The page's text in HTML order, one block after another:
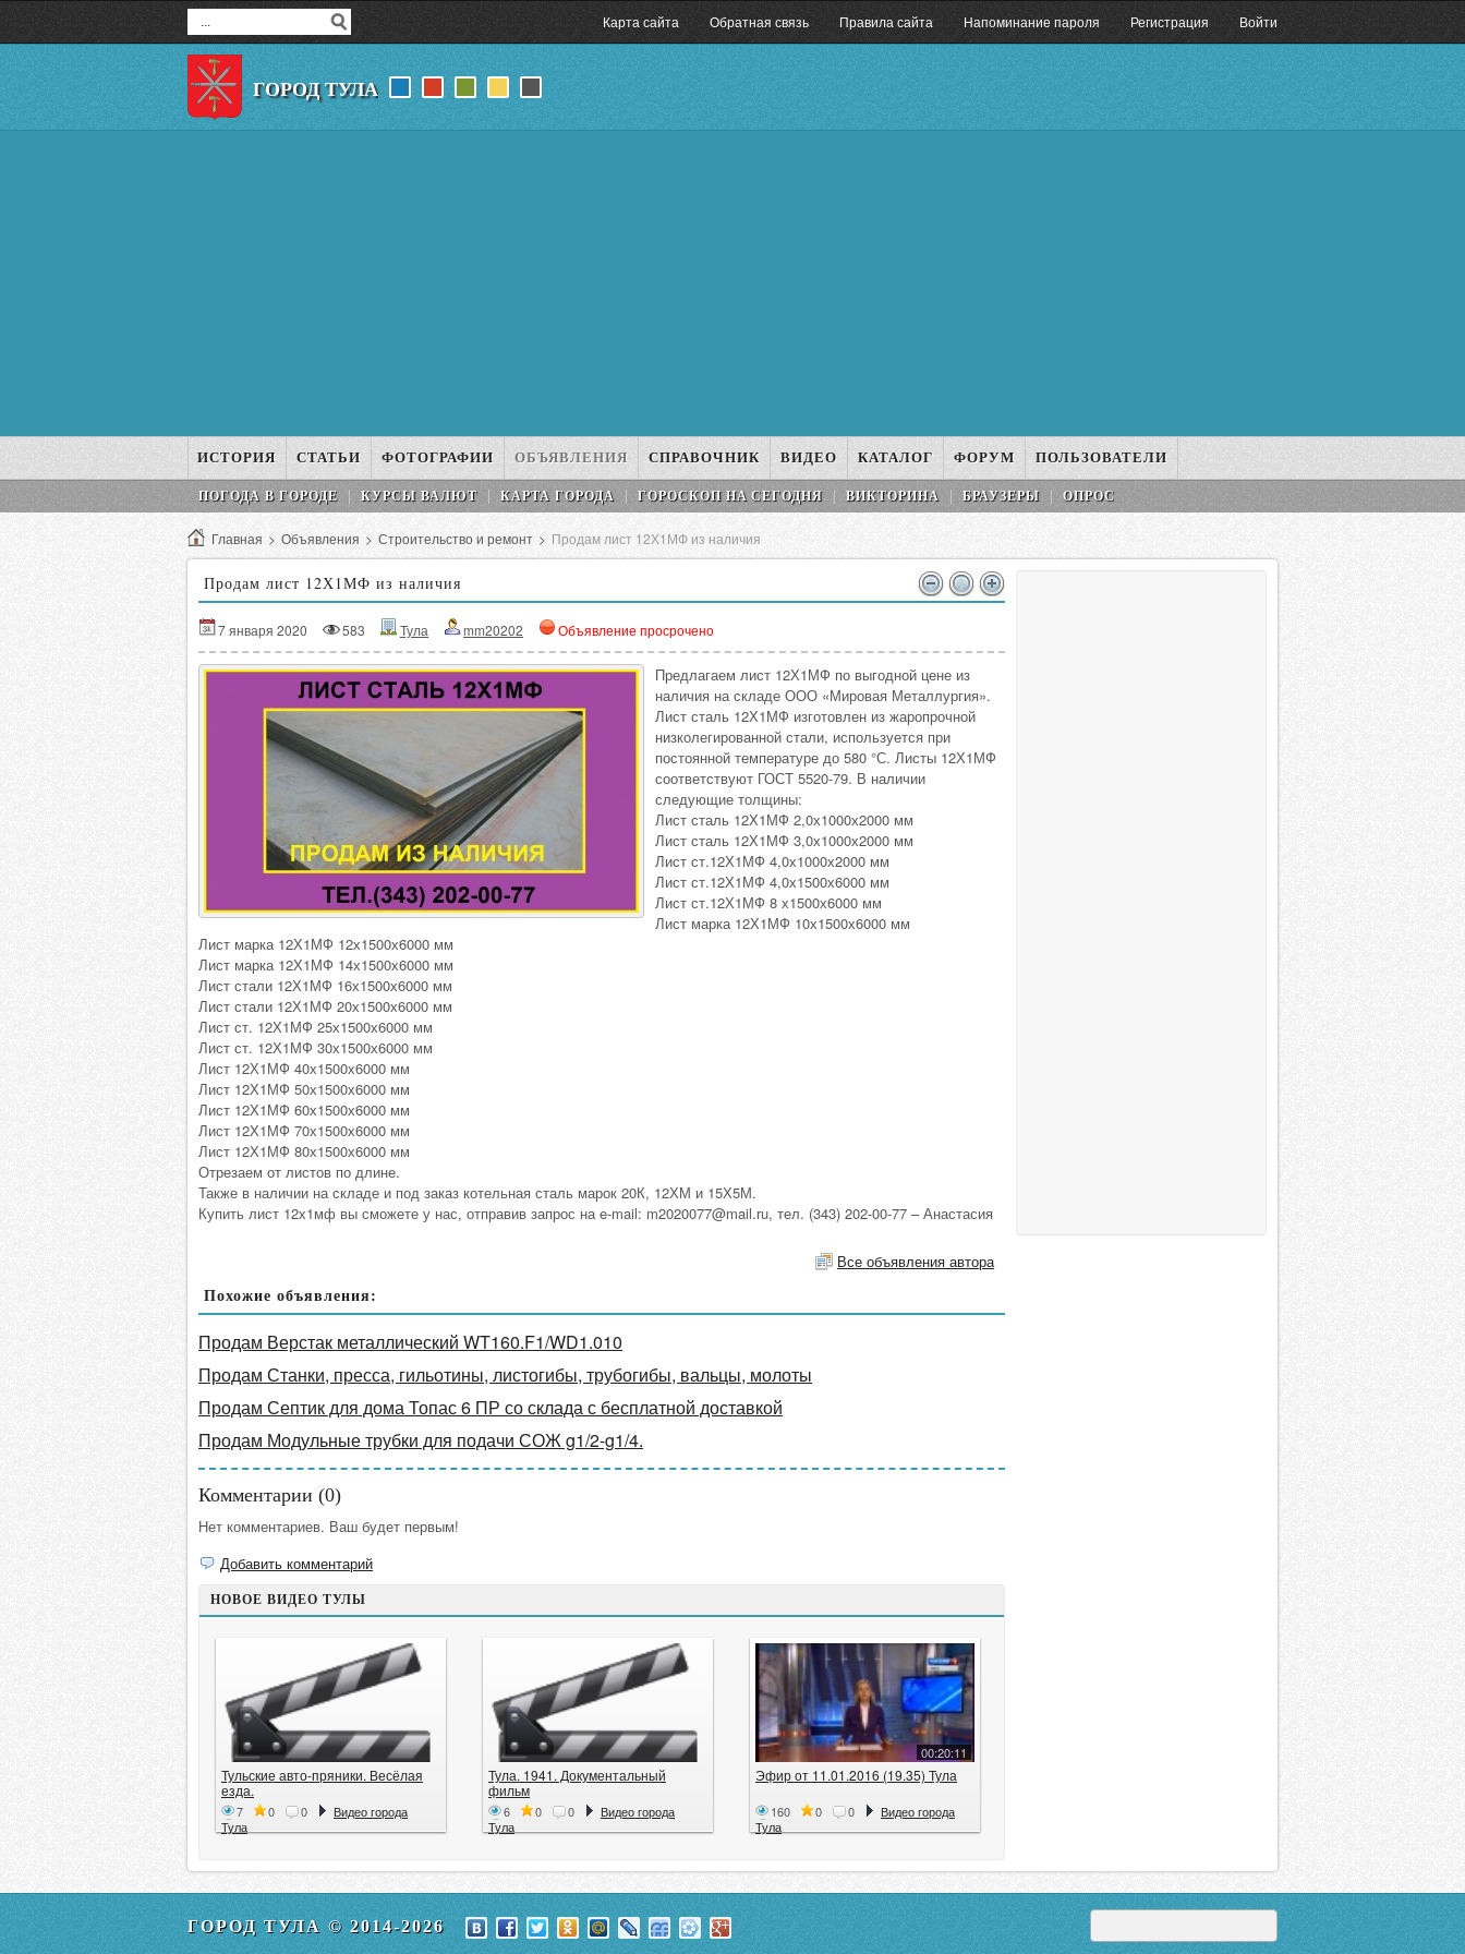
Карта сайта Обратная связь Правила сайта Напоминание пароля Регистрация Войти
ГОРОД ТУЛА
ИСТОРИЯ СТАТЬИ ФОТОГРАФИИ ОБЪЯВЛЕНИЯ СПРАВОЧНИК ВИДЕО КАТАЛОГ ФОРУМ ПОЛЬЗОВАТЕЛИ
ПОГОДА В ГОРОДЕ КУРСЫ ВАЛЮТ КАРТА ГОРОДА ГОРОСКОП НA СEГОДНЯ ВИКТОРИНА БРАУЗЕРЫ ОПРОС
Главная > Объявления > Строительство и ремонт > Продам лист 12Х1МФ из наличия
Продам лист 12Х1МФ из наличия
7 января 2020 583 Тула mm20202 Объявление просрочено
Предлагаем лист 12Х1МФ по выгодной цене из
наличия на складе ООО «Мировая Металлургия».
Лист сталь 12Х1МФ изготовлен из жаропрочной
низколегированной стали, используется при
постоянной температуре до 580 °С. Листы 12Х1МФ
соответствуют ГОСТ 5520-79. В наличии
следующие толщины:
Лист сталь 12Х1МФ 2,0х1000х2000 мм
Лист сталь 12Х1МФ 3,0х1000х2000 мм
Лист ст.12Х1МФ 4,0х1000х2000 мм
Лист ст.12Х1МФ 4,0х1500х6000 мм
Лист ст.12Х1МФ 8 х1500х6000 мм
Лист марка 12Х1МФ 10х1500х6000 мм
Лист марка 12Х1МФ 12х1500х6000 мм
Лист марка 12Х1МФ 14х1500х6000 мм
Лист стали 12Х1МФ 16х1500х6000 мм
Лист стали 12Х1МФ 20х1500х6000 мм
Лист ст. 12Х1МФ 25х1500х6000 мм
Лист ст. 12Х1МФ 30х1500х6000 мм
Лист 12Х1МФ 40х1500х6000 мм
Лист 12Х1МФ 50х1500х6000 мм
Лист 12Х1МФ 60х1500х6000 мм
Лист 12Х1МФ 70х1500х6000 мм
Лист 12Х1МФ 80х1500х6000 мм
Отрезаем от листов по длине.
Также в наличии на складе и под заказ котельная сталь марок 20К, 12ХМ и 15Х5М.
Купить лист 12х1мф вы сможете у нас, отправив запрос на e-mail: m2020077@mail.ru, тел. (343) 202-00-77 – Анастасия
Все объявления автора
Похожие объявления:
Продам Верстак металлический WT160.F1/WD1.010
Продам Станки, пресса, гильотины, листогибы, трубогибы, вальцы, молоты
Продам Септик для дома Топас 6 ПР со склада с бесплатной доставкой
Продам Модульные трубки для подачи СОЖ g1/2-g1/4.
Комментарии (0)
Нет комментариев. Ваш будет первым!
Добавить комментарий
НОВОЕ ВИДЕО ТУЛЫ
Тульские авто-пряники. Весёлая
езда.
7 0 0
Видео города
Тула
Тула. 1941. Документальный
фильм
6 0 0
Видео города
Тула
00:20:11
Эфир от 11.01.2016 (19.35) Тула
160 0 0
Видео города
Тула
ГОРОД ТУЛА © 2014-2026